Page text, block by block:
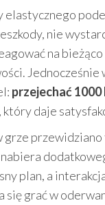
elastycznego
nie
na
Jednocześnie
przejechać 1000
który daje
grze
plan, a
się grać w